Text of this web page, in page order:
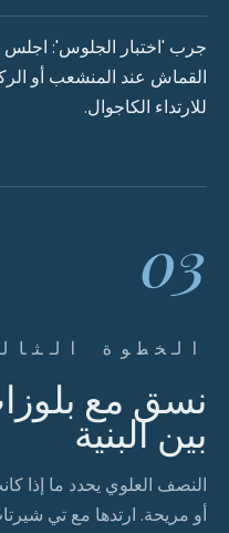
جرب 'اختبار الجلوس': اجلس
القماش عند المنشعب أو
للارتداء الكاجوال.
03
الخطوة
نسق مع
بين البنية
النصف العلوي يحدد ما إذا
أو مريحة. ارتدها مع تي